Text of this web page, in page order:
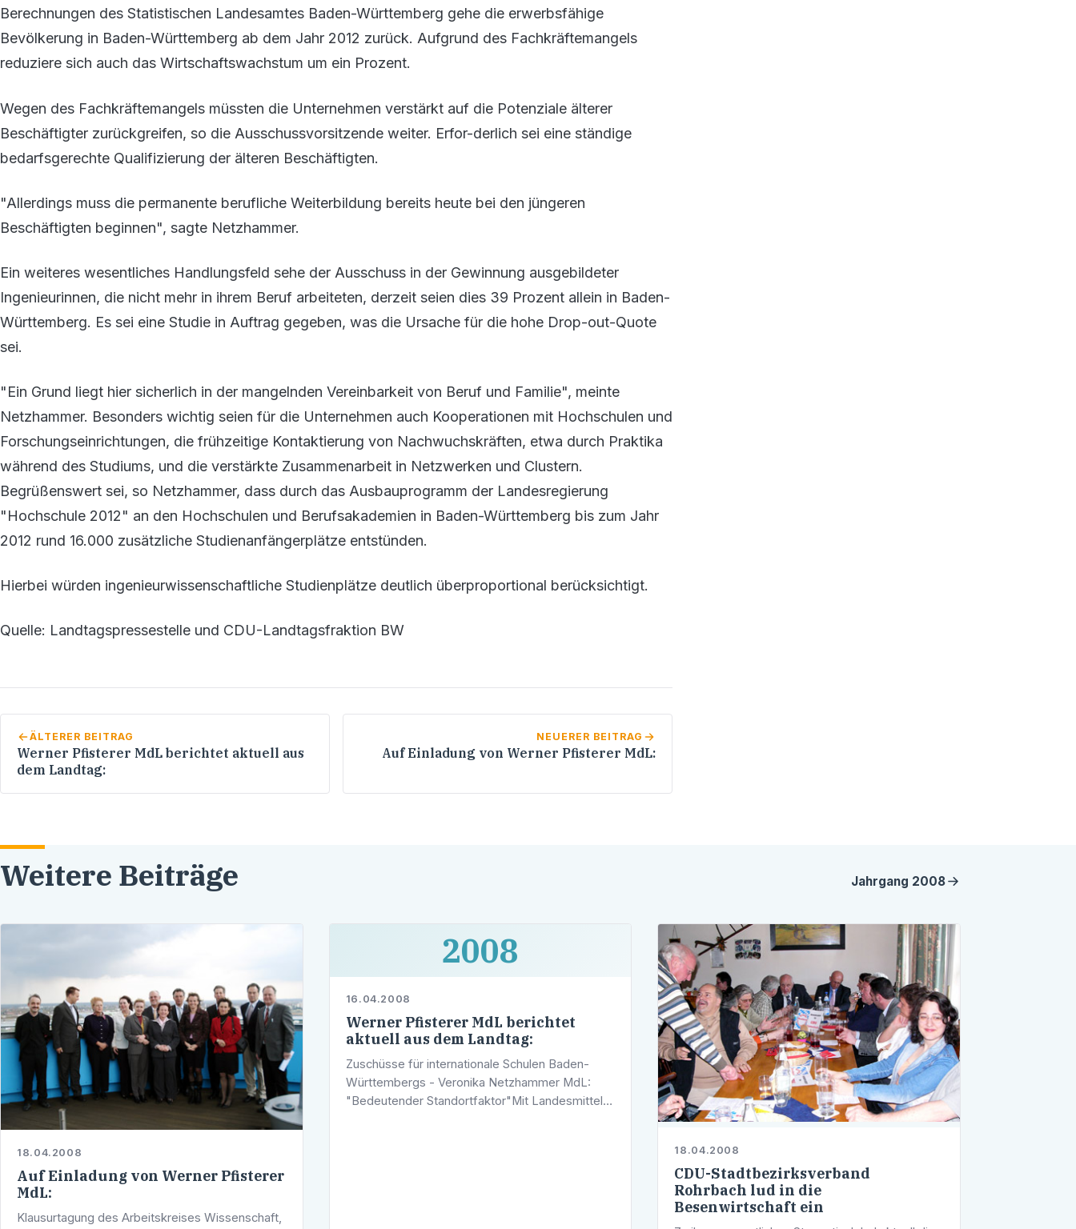
Berechnungen des Statistischen Landesamtes Baden-Württemberg gehe die erwerbsfähige
Bevölkerung in Baden-Württemberg ab dem Jahr 2012 zurück. Aufgrund des Fachkräftemangels
reduziere sich auch das Wirtschaftswachstum um ein Prozent.
Wegen des Fachkräftemangels müssten die Unternehmen verstärkt auf die Potenziale älterer
Beschäftigter zurückgreifen, so die Ausschussvorsitzende weiter. Erfor-derlich sei eine ständige
bedarfsgerechte Qualifizierung der älteren Beschäftigten.
"Allerdings muss die permanente berufliche Weiterbildung bereits heute bei den jüngeren
Beschäftigten beginnen", sagte Netzhammer.
Ein weiteres wesentliches Handlungsfeld sehe der Ausschuss in der Gewinnung ausgebildeter
Ingenieurinnen, die nicht mehr in ihrem Beruf arbeiteten, derzeit seien dies 39 Prozent allein in Baden-
Württemberg. Es sei eine Studie in Auftrag gegeben, was die Ursache für die hohe Drop-out-Quote
sei.
"Ein Grund liegt hier sicherlich in der mangelnden Vereinbarkeit von Beruf und Familie", meinte
Netzhammer. Besonders wichtig seien für die Unternehmen auch Kooperationen mit Hochschulen und
Forschungseinrichtungen, die frühzeitige Kontaktierung von Nachwuchskräften, etwa durch Praktika
während des Studiums, und die verstärkte Zusammenarbeit in Netzwerken und Clustern.
Begrüßenswert sei, so Netzhammer, dass durch das Ausbauprogramm der Landesregierung
"Hochschule 2012" an den Hochschulen und Berufsakademien in Baden-Württemberg bis zum Jahr
2012 rund 16.000 zusätzliche Studienanfängerplätze entstünden.
Hierbei würden ingenieurwissenschaftliche Studienplätze deutlich überproportional berücksichtigt.
Quelle: Landtagspressestelle und CDU-Landtagsfraktion BW
ÄLTERER BEITRAG
Werner Pfisterer MdL berichtet aktuell aus
dem Landtag:
NEUERER BEITRAG
Auf Einladung von Werner Pfisterer MdL:
Weitere Beiträge Jahrgang 2008
18.04.2008
Auf Einladung von Werner Pfisterer
MdL:
Klausurtagung des Arbeitskreises Wissenschaft,
2008
16.04.2008
Werner Pfisterer MdL berichtet
aktuell aus dem Landtag:
Zuschüsse für internationale Schulen Baden-
Württembergs - Veronika Netzhammer MdL:
"Bedeutender Standortfaktor"Mit Landesmitteln
18.04.2008
CDU-Stadtbezirksverband
Rohrbach lud in die
Besenwirtschaft ein